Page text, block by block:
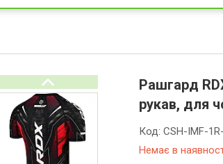
Рашгард
рукав, для
Немає в
Код:CSH-IMF-